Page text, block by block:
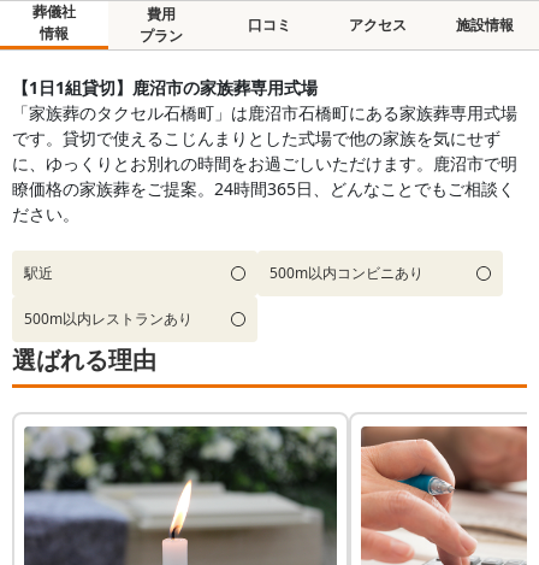
葬儀社
情報
費用
プラン
口コミ アクセス 施設情報
【1日1組貸切】鹿沼市の家族葬専用式場
「家族葬のタクセル石橋町」は鹿沼市石橋町にある家族葬専用式場
です。貸切で使えるこじんまりとした式場で他の家族を気にせず
に、ゆっくりとお別れの時間をお過ごしいただけます。鹿沼市で明
瞭価格の家族葬をご提案。24時間365日、どんなことでもご相談く
ださい。
駅近 500m以内コンビニあり
500m以内レストランあり
選ばれる理由